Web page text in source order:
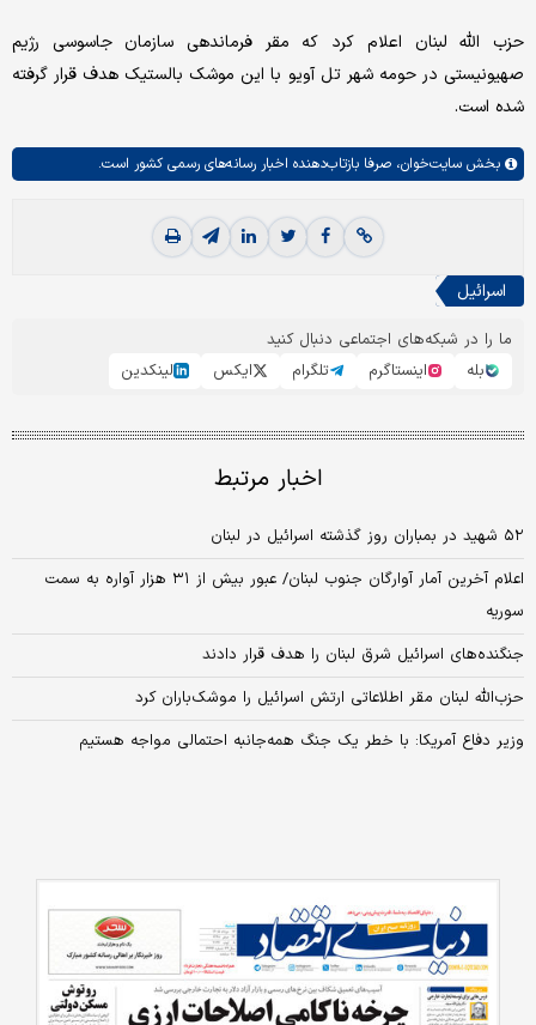
حزب الله لبنان اعلام کرد که مقر فرماندهی سازمان جاسوسی رژیم
صهیونیستی در حومه شهر تل آویو با این موشک بالستیک هدف قرار گرفته
شده است.
بخش سایت‌خوان، صرفا بازتاب‌دهنده اخبار رسانه‌های رسمی کشور است.
اسرائیل
ما را در شبکه‌های اجتماعی دنبال کنید
بله
اینستاگرم تلگرام ایکس لینکدین
اخبار مرتبط
۵۲ شهید در بمباران روز گذشته اسرائیل در لبنان
اعلام آخرین آمار آوارگان جنوب لبنان/ عبور بیش از ۳۱ هزار آواره به سمت
سوریه
جنگنده‌های اسرائیل شرق لبنان را هدف قرار دادند
حزب‌الله لبنان مقر اطلاعاتی ارتش اسرائیل را موشک‌باران کرد
وزیر دفاع آمریکا: با خطر یک جنگ همه‌‌جانبه احتمالی مواجه هستیم